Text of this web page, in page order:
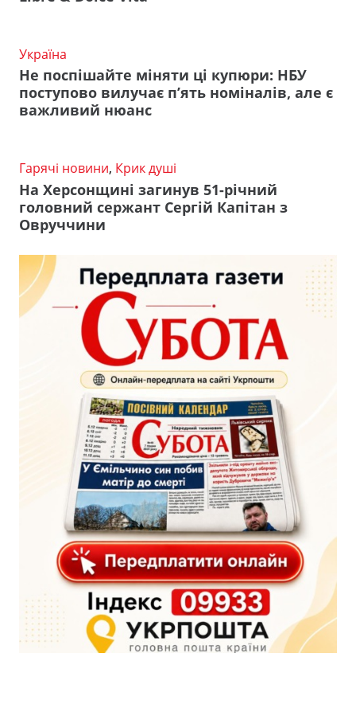
Україна
Не поспішайте міняти ці купюри: НБУ
поступово вилучає п’ять номіналів, але є
важливий нюанс
Гарячі новини, Крик душі
На Херсонщині загинув 51-річний
головний сержант Сергій Капітан з
Овруччини